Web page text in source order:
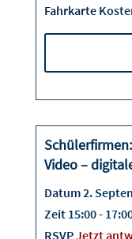
Fahrkarte
02
Video –
Datum2.
Zeit 15:00 -
RSVPJetzt